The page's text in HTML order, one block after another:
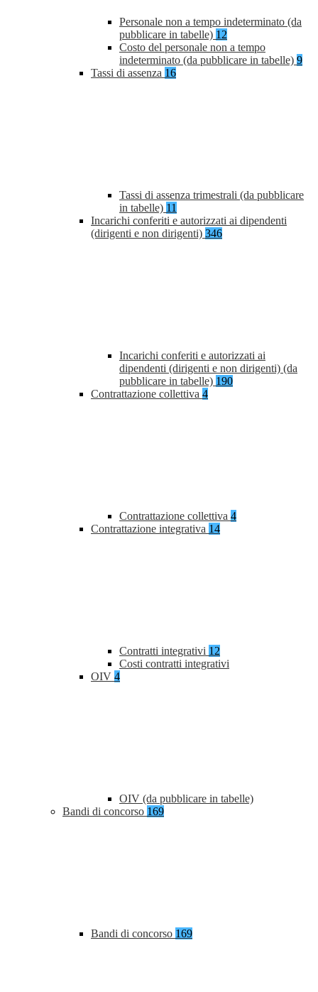
Personale non a tempo indeterminato (da
pubblicare in tabelle) 12
Costo del personale non a tempo
indeterminato (da pubblicare in tabelle) 9
Tassi di assenza 16
Tassi di assenza trimestrali (da pubblicare
in tabelle) 11
Incarichi conferiti e autorizzati ai dipendenti
(dirigenti e non dirigenti) 346
Incarichi conferiti e autorizzati ai
dipendenti (dirigenti e non dirigenti) (da
pubblicare in tabelle) 190
Contrattazione collettiva 4
Contrattazione collettiva 4
Contrattazione integrativa 14
Contratti integrativi 12
Costi contratti integrativi
OIV 4
OIV (da pubblicare in tabelle)
Bandi di concorso 169
Bandi di concorso 169